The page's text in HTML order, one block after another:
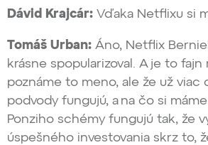
Dávid Krajcár: Vďaka Netflixu si
Tomáš Urban: Áno, Netflix
krásne spopularizoval. A je to fajn
poznáme to meno, ale že už viac
podvody fungujú, a na čo si
Ponziho schémy fungujú tak, že
úspešného investovania skrz to,